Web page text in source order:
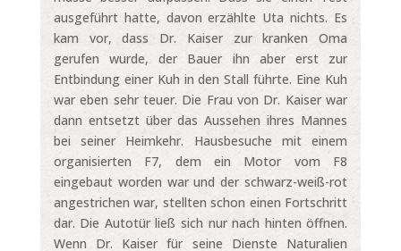
ausgeführt hatte, davon erzählte Uta nichts. Es
kam vor, dass Dr. Kaiser zur kranken Oma
gerufen wurde, der Bauer ihn aber erst zur
Entbindung einer Kuh in den Stall führte. Eine Kuh
war eben sehr teuer. Die Frau von Dr. Kaiser war
dann entsetzt über das Aussehen ihres Mannes
bei seiner Heimkehr. Hausbesuche mit einem
organisierten F7, dem ein Motor vom F8
eingebaut worden war und der schwarz-weiß-rot
angestrichen war, stellten schon einen Fortschritt
dar. Die Autotür ließ sich nur nach hinten öffnen.
Wenn Dr. Kaiser für seine Dienste Naturalien